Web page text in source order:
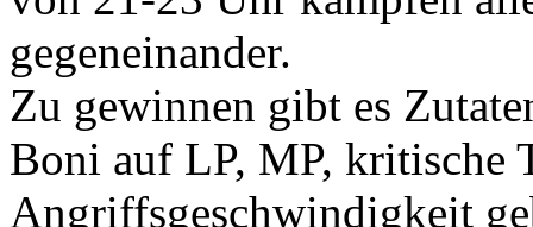
gegeneinander.
Zu gewinnen gibt es
Boni auf LP, MP, kritische
Angriffsgeschwindigkeit